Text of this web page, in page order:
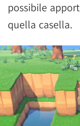
possibile
quella casella.